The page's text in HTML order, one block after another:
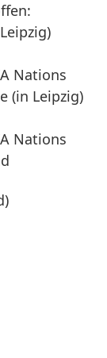
Nations
(in Leipzig)
Nations